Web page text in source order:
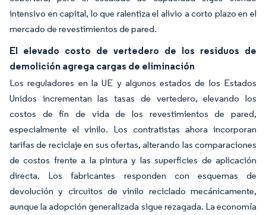
intensivo en capital, lo que ralentiza el alivio a corto plazo en el
mercado de revestimientos de pared.
El elevado costo de vertedero de los residuos de
demolición agrega cargas de eliminación
Los reguladores en la UE y algunos estados de los Estados
Unidos incrementan las tasas de vertedero, elevando los
costos de fin de vida de los revestimientos de pared,
especialmente el vinilo. Los contratistas ahora incorporan
tarifas de reciclaje en sus ofertas, alterando las comparaciones
de costos frente a la pintura y las superficies de aplicación
directa. Los fabricantes responden con esquemas de
devolución y circuitos de vinilo reciclado mecánicamente,
aunque la adopción generalizada sigue rezagada. La economía